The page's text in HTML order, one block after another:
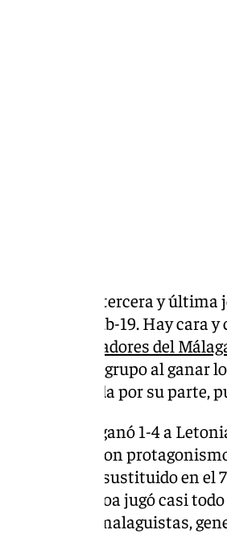
producido la tercera y
el Europeo sub-19. Hay cara
con los jugadores del
primera de grupo al ganar
eliminada por su parte,
España ganó 1-4 a
y tuvieron
y Cordero fue sustituido en
1). Aaron Ochoa jugó casi
los otros dos malaguistas,